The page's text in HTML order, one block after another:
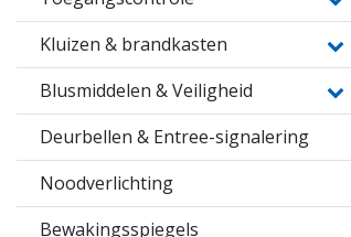
Kluizen & brandkasten
Blusmiddelen & Veiligheid
Deurbellen & Entree-signalering
Noodverlichting
Bewakingsspiegels